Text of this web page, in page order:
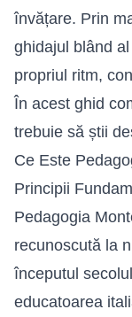
învățare. Prin
ghidajul blând
propriul ritm,
În acest ghid
trebuie să știi
Ce Este
Principii
Pedagogia
recunoscută la
începutul
educatoarea